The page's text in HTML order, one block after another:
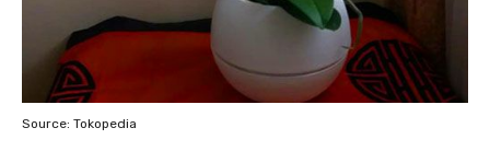
Source: Tokopedia